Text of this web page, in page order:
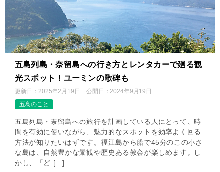
五島列島・奈留島への行き方とレンタカーで廻る観
光スポット！ユーミンの歌碑も
更新日： 2025年2月19日 公開日： 2024年9月19日
五島のこと
五島列島・奈留島への旅行を計画している人にとって、時
間を有効に使いながら、魅力的なスポットを効率よく回る
方法が知りたいはずです。福江島から船で45分のこの小さ
な島は、自然豊かな景観や歴史ある教会が楽しめます。し
かし、「ど […]